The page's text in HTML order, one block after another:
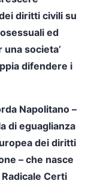
diritti civili su
ed
societa’
difendere i
Napolitano –
di eguaglianza
dei diritti
– che nasce
Certi